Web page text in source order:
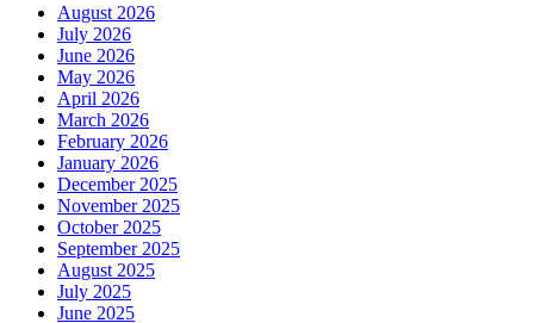
August 2026
July 2026
June 2026
May 2026
April 2026
March 2026
February 2026
January 2026
December 2025
November 2025
October 2025
September 2025
August 2025
July 2025
June 2025